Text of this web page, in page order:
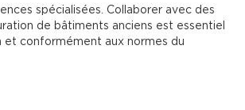
spécialisées. Collaborer avec des
de bâtiments anciens est essentiel
conformément aux normes du